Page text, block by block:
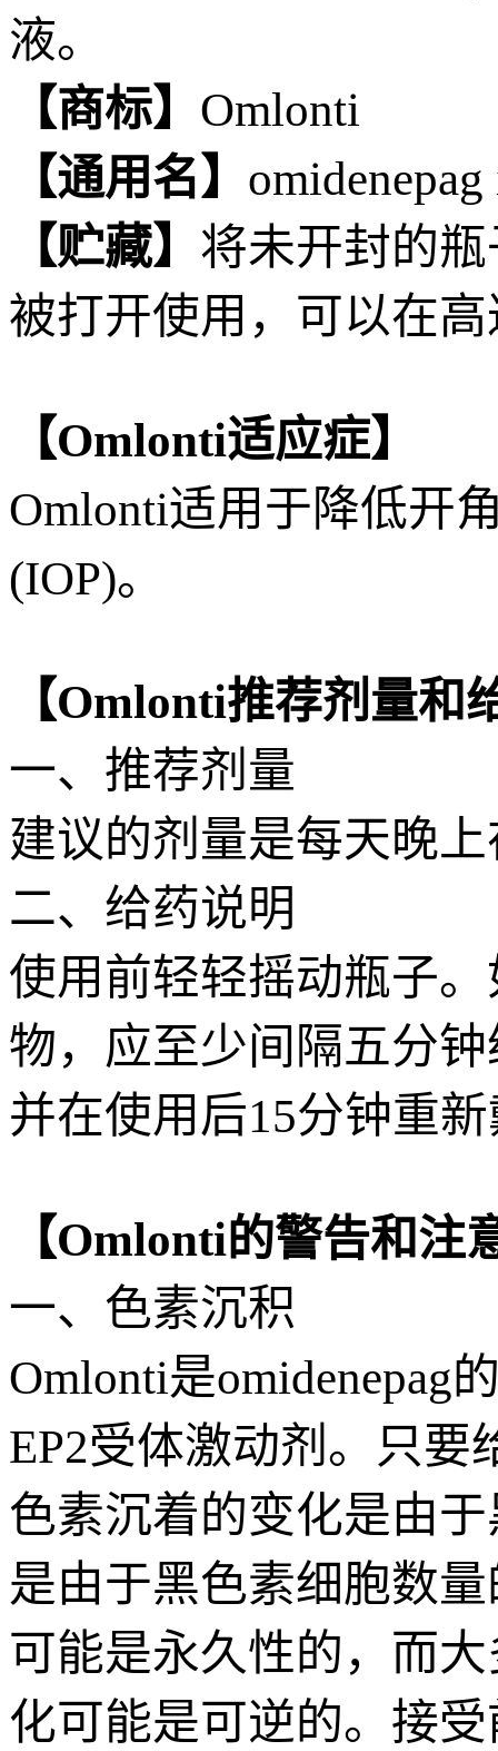
液。
【商标】 Omlonti
【通用名】
【贮藏】 将未开封的
被打开使用，可以在
【Omlonti适应症】
Omlonti适用于降低开
(IOP)。
【Omlonti推荐剂量和
一、推荐剂量
建议的剂量是每天晚
二、给药说明
使用前轻轻摇动瓶子
物，应至少间隔五分
并在使用后15分钟重
【Omlonti的警告和注
一、色素沉积
Omlonti是omidenepag
EP2受体激动剂。只
色素沉着的变化是由
是由于黑色素细胞数
可能是永久性的，而
化可能是可逆的。接